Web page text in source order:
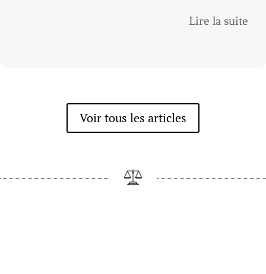
Lire la suite
Voir tous les articles